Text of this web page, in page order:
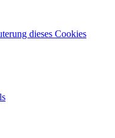
dieses Cookies